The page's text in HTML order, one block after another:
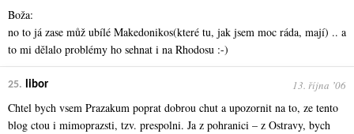
Boža:
no to já zase můž ubílé Makedonikos(které tu, jak jsem moc ráda, mají) .. a
to mi dělalo problémy ho sehnat i na Rhodosu :-)
25. libor 13. října ʼ06
Chtel bych vsem Prazakum poprat dobrou chut a upozornit na to, ze tento
blog ctou i mimoprazsti, tzv. prespolni. Ja z pohranici – z Ostravy, bych